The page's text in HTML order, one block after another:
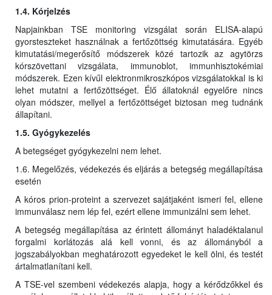
1.4. Kórjelzés
Napjainkban TSE monitoring vizsgálat során ELISA-alapú
gyorsteszteket használnak a fertőzöttség kimutatására. Egyéb
kimutatási/megerősítő módszerek közé tartozik az agytörzs
kórszövettani vizsgálata, immunoblot, immunhisztokémiai
módszerek. Ezen kívűl elektronmikroszkópos vizsgálatokkal is ki
lehet mutatni a fertőzöttséget. Élő állatoknál egyelőre nincs
olyan módszer, mellyel a fertőzöttséget biztosan meg tudnánk
állapítani.
1.5. Gyógykezelés
A betegséget gyógykezelni nem lehet.
1.6. Megelőzés, védekezés és eljárás a betegség megállapítása
esetén
A kóros prion-proteint a szervezet sajátjaként ismeri fel, ellene
immunválasz nem lép fel, ezért ellene immunizálni sem lehet.
A betegség megállapítása az érintett állományt haladéktalanul
forgalmi korlátozás alá kell vonni, és az állományból a
jogszabályokban meghatározott egyedeket le kell ölni, és testét
ártalmatlanítani kell.
A TSE-vel szembeni védekezés alapja, hogy a kérődzőkkel és